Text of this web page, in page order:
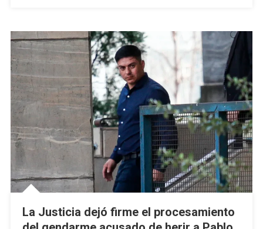
Pareja
En
25
De
Mayo
La Justicia dejó firme el procesamiento